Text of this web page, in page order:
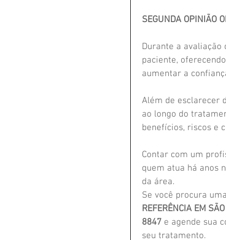
SEGUNDA OPINIÃO
Durante a
paciente,
aumentar a
Além de esclarecer
ao longo do
benefícios, riscos e
Contar com um
quem atua há anos
da área.
Se você procura
REFERÊNCIA EM
8847 e agende sua
seu tratamento.